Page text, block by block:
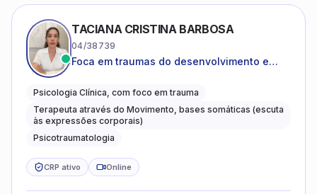
TACIANA CRISTINA BARBOSA
04/38739
Foca em traumas do desenvolvimento e
Psicologia Clínica, com foco em trauma
Terapeuta através do Movimento, bases somáticas (escuta
às expressões corporais)
Psicotraumatologia
CRP ativo Online